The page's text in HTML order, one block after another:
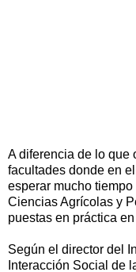
A diferencia de lo que
facultades donde en
esperar mucho
Ciencias Agrícolas y
puestas en práctica
Según el director del
Interacción Social de